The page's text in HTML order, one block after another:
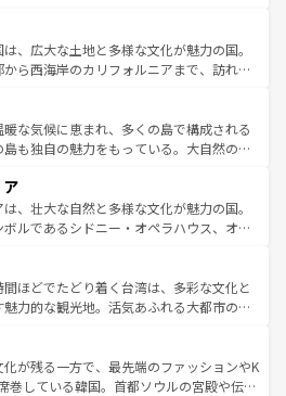
てほしい。
残る町や、スイスならではのユニークな
ルプス観光だけでなく町歩きも満喫する
民の所得が高いため物価も高いが、旅行
観光を楽しむこともできる。 なお、新
はコンテンツ一覧 を参照してほしい。
、広大な土地と多様な文化が魅力の国。
ら西海岸のカリフォルニアまで、訪れる
は、観光、ショッピング、エンターテイ
た刺激的なスポットだ。一方、アメリカ
が広がり、グランドキャニオンやイエロー
ンズでは、音楽と美食が融合した独特の
者はアメリカの各地域で異なる魅力を楽
多様性と豊かな歴史を感じることができ
イルだ。 なお、新着のアメリカ
ツ一覧を参照してほしい。
な気候に恵まれ、多くの島で構成される
も独自の魅力をもっている。大自然の神
い。また、定番の観光地といえばオアフ
然を求めるならマウイ島やカウアイ島が
ルドグリーンに輝く海をはじめ、豊かな
心で訪れる人々を迎えてくれるハワイの
ーカルフードやハワイアンミュージッ
ダンスなど、すべてがハワイの魅力を彩
い。 なお、新着のハワイ情報
覧を参照してほしい。
、壮大な自然と多様な文化が魅力の国。
ルであるシドニー・オペラハウス、オー
中央部にそびえるウルル（エアーズロッ
の美しい原生林やケアンズの熱帯雨林な
くさん。また、カフェやワイン、オージ
ティも充実しており、サーフィンやダイ
グなど、アウトドア好きにはたまらな
アの多彩な魅力を存分に味わいつくそ
ほどでたどり着く台湾は、多彩な文化と
力的な観光地。活気あふれる大都市の台
岳地帯である台湾東部など、都市の喧騒
共存しており、訪れる人に新しい発見と
くれる。また、奥深い台湾の食文化も魅
が残る一方で、最先端のファッションやK
巻している韓国。首都ソウルの宮殿や伝統